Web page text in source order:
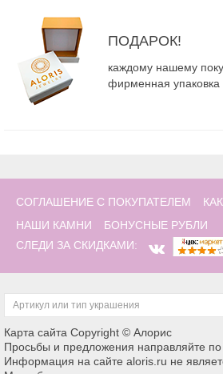
ПОДАРОК!
каждому нашему
фирменная упаковка
СОГЛАШЕНИЕ С ПОКУПАТЕЛЕМ
НАШИ КАМНИ
БОНУСНЫЕ РУБЛИ
СЛЕДИ ЗА СКИДКАМИ:
Карта сайта Copyright © Алорис
Просьбы и предложения направляйте
Информация на сайте aloris.ru не